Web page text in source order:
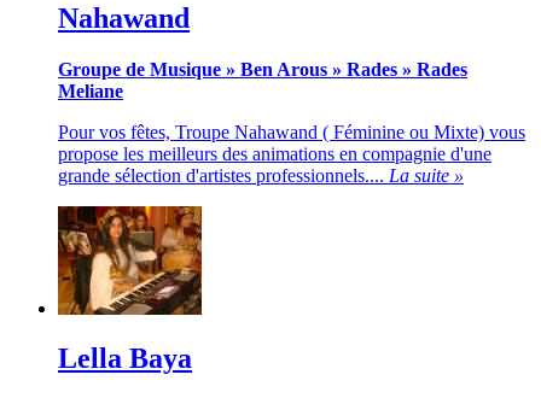
Nahawand
Groupe de Musique » Ben Arous » Rades » Rades
Meliane
Pour vos fêtes, Troupe Nahawand ( Féminine ou Mixte) vous
propose les meilleurs des animations en compagnie d'une
grande sélection d'artistes professionnels.... La suite »
Lella Baya